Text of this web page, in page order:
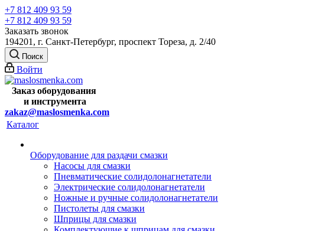
+7 812 409 93 59
+7 812 409 93 59
Заказать звонок
194201, г. Санкт-Петербург, проспект Тореза, д. 2/40
Поиск
Войти
Заказ оборудования
и инструмента
zakaz@maslosmenka.com
Каталог
Оборудование для раздачи смазки
Насосы для смазки
Пневматические солидолонагнетатели
Электрические солидолонагнетатели
Ножные и ручные солидолонагнетатели
Пистолеты для смазки
Шприцы для смазки